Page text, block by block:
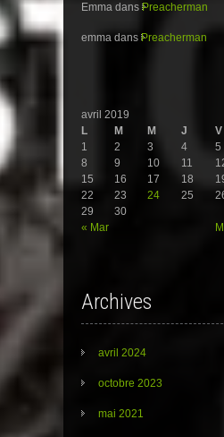
Emma dans Preacherman
emma dans Preacherman
avril 2019
L
M M J V
« Mar
1 2 3 4 5
8
9 10 11
15
16 17 18
22
23 24 25
29
30
Archives
avril 2024
octobre 2023
mai 2021